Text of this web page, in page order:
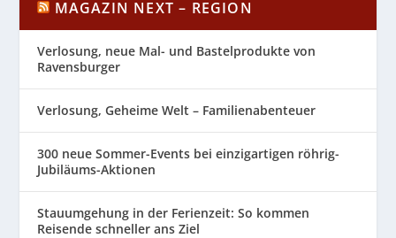
MAGAZIN NEXT – REGION
Verlosung, neue Mal- und Bastelprodukte von
Ravensburger
Verlosung, Geheime Welt – Familienabenteuer
300 neue Sommer-Events bei einzigartigen röhrig-
Jubiläums-Aktionen
Stauumgehung in der Ferienzeit: So kommen
Reisende schneller ans Ziel